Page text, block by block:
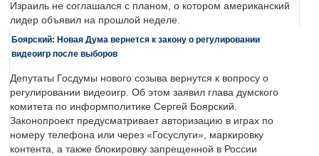
Израиль не соглашался с планом, о котором американский
лидер объявил на прошлой неделе.
Боярский: Новая Дума вернется к закону о регулировании
видеоигр после выборов
Депутаты Госдумы нового созыва вернутся к вопросу о
регулировании видеоигр. Об этом заявил глава думского
комитета по информполитике Сергей Боярский.
Законопроект предусматривает авторизацию в играх по
номеру телефона или через «Госуслуги», маркировку
контента, а также блокировку запрещенной в России